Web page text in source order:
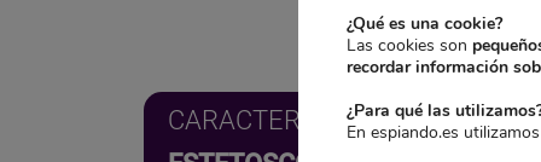
CARACTERÍSTICAS TÉCNICAS:
¿Qué es una cookie?
Las cookies son
recordar información
¿Para qué las
En espiando.es